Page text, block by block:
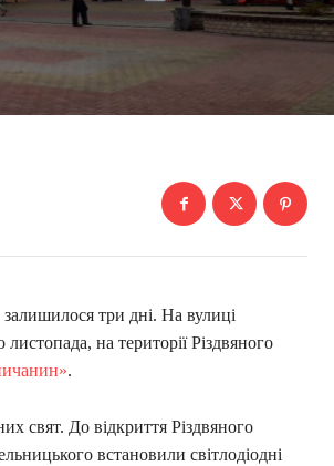
три дні. На вулиці
на території Різдвяного
.
свят. До відкриття Різдвяного
встановили світлодіодні